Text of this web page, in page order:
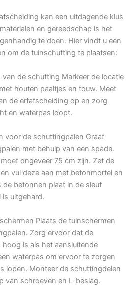
kan een uitdagende klus
en gereedschap is het
te doen. Hier vindt u een
om de tuinschutting te plaatsen:
van de schutting Markeer de locatie
houten paaltjes en touw. Meet
de erfafscheiding op en zorg
en waterpas loopt.
voor de schuttingpalen Graaf
met behulp van een spade.
ongeveer 75 cm zijn. Zet de
vul deze aan met betonmortel en
de betonnen plaat in de sleuf
uitgehard.
Plaats de tuinschermen
Zorg ervoor dat de
is als het aansluitende
waterpas om ervoor te zorgen
lopen. Monteer de schuttingdelen
van schroeven en L-beslag.